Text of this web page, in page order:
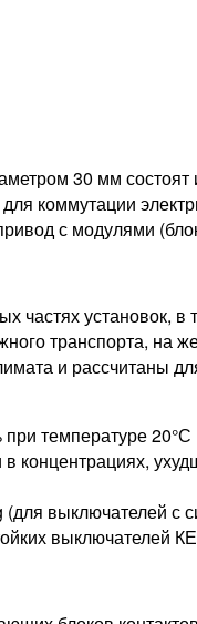
30 мм
коммутации
с модулями
установок, в
транспорта,
и рассчитаны
температуре
выключателей с